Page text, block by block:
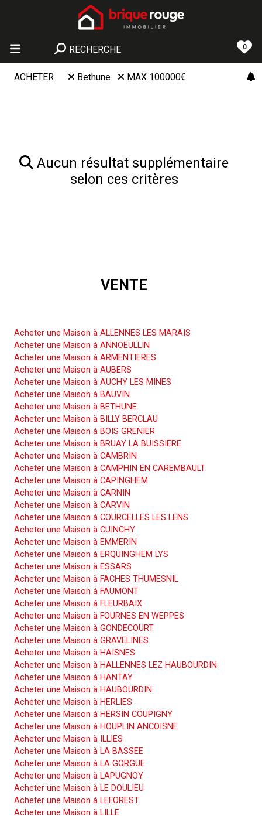
RECHERCHE 0
ACHETER Bethune MAX 100000€
Aucun résultat supplémentaire
selon ces critères
VENTE
Acheter une Maison à ALLENNES LES MARAIS
Acheter une Maison à ANNOEULLIN
Acheter une Maison à ARMENTIERES
Acheter une Maison à AUBERS
Acheter une Maison à AUCHY LES MINES
Acheter une Maison à BAUVIN
Acheter une Maison à BETHUNE
Acheter une Maison à BILLY BERCLAU
Acheter une Maison à BOIS GRENIER
Acheter une Maison à BRUAY LA BUISSIERE
Acheter une Maison à CAMBRIN
Acheter une Maison à CAMPHIN EN CAREMBAULT
Acheter une Maison à CAPINGHEM
Acheter une Maison à CARNIN
Acheter une Maison à CARVIN
Acheter une Maison à COURCELLES LES LENS
Acheter une Maison à CUINCHY
Acheter une Maison à EMMERIN
Acheter une Maison à ERQUINGHEM LYS
Acheter une Maison à ESSARS
Acheter une Maison à FACHES THUMESNIL
Acheter une Maison à FAUMONT
Acheter une Maison à FLEURBAIX
Acheter une Maison à FOURNES EN WEPPES
Acheter une Maison à GONDECOURT
Acheter une Maison à GRAVELINES
Acheter une Maison à HAISNES
Acheter une Maison à HALLENNES LEZ HAUBOURDIN
Acheter une Maison à HANTAY
Acheter une Maison à HAUBOURDIN
Acheter une Maison à HERLIES
Acheter une Maison à HERSIN COUPIGNY
Acheter une Maison à HOUPLIN ANCOISNE
Acheter une Maison à ILLIES
Acheter une Maison à LA BASSEE
Acheter une Maison à LA GORGUE
Acheter une Maison à LAPUGNOY
Acheter une Maison à LE DOULIEU
Acheter une Maison à LEFOREST
Acheter une Maison à LILLE